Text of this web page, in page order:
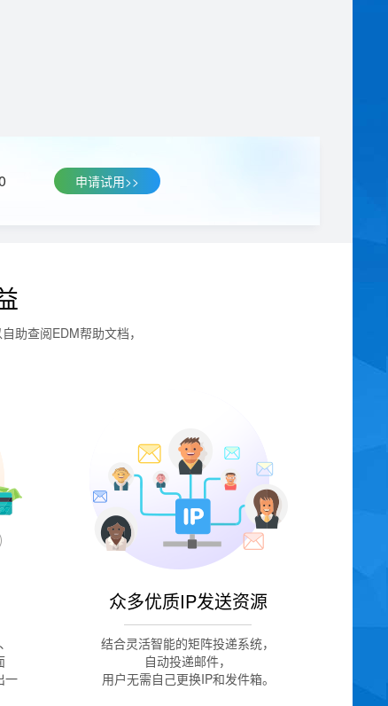
申请试用>>
助查阅EDM帮助文档，
一
众多优质IP发送资源
结合灵活智能的矩阵投递系统，
自动投递邮件，
用户无需自己更换IP和发件箱。